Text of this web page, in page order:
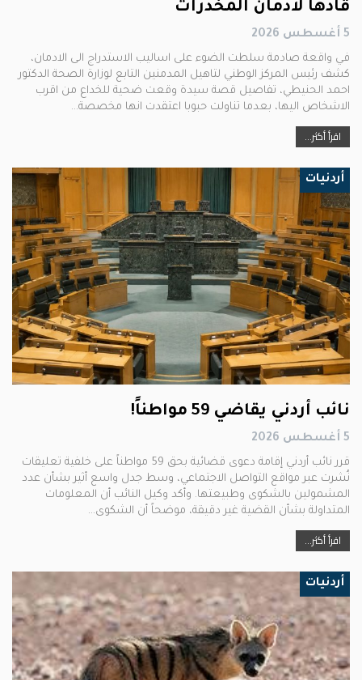
قادها لادمان المخدرات
5 أغسطس 2026
في واقعة صادمة سلطت الضوء على اساليب الاستدراج الى الادمان،
كشف رئيس المركز الوطني لتاهيل المدمنين التابع لوزارة الصحة الدكتور
احمد الحنيطي، تفاصيل قصة سيدة وقعت ضحية للخداع من اقرب
الاشخاص اليها، بعدما تناولت حبوبا اعتقدت انها مخصصة…
اقرأ أكثر...
أردنيات
نائب أردني يقاضي 59 مواطناً!
5 أغسطس 2026
قرر نائب أردني إقامة دعوى قضائية بحق 59 مواطناً على خلفية تعليقات
نُشرت عبر مواقع التواصل الاجتماعي، وسط جدل واسع أثير بشأن عدد
المشمولين بالشكوى وطبيعتها. وأكد وكيل النائب أن المعلومات
المتداولة بشأن القضية غير دقيقة، موضحاً أن الشكوى…
اقرأ أكثر...
أردنيات